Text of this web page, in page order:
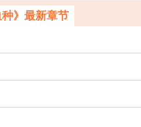
种》最新章节